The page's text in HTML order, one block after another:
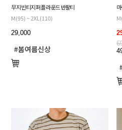
무지 빈티지 퍼플 라운드 반팔티
M(95) ~ 2XL(110)
29,000